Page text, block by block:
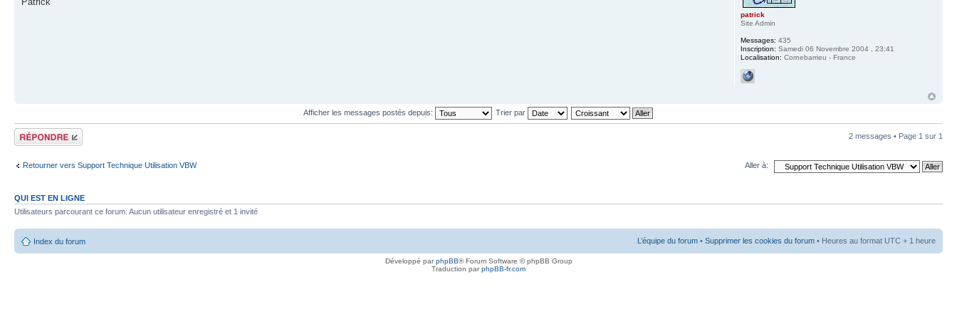
patrick
Site Admin
Messages: 435
Inscription: Samedi 06 Novembre 2004 , 23:41
Localisation: Cornebarrieu - France
Afficher les messages postés depuis: Trier par
Répondre 2 messages • Page 1 sur 1
Retourner vers Support Technique Utilisation VBW Aller à:
QUI EST EN LIGNE
Utilisateurs parcourant ce forum: Aucun utilisateur enregistré et 1 invité
Index du forum L’équipe du forum • Supprimer les cookies du forum • Heures au format UTC + 1 heure
Développé parphpBB® Forum Software © phpBB Group
Traduction parphpBB-fr.com